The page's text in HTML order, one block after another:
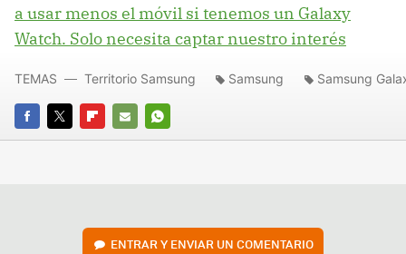
a usar menos el móvil si tenemos un Galaxy
Watch. Solo necesita captar nuestro interés
FACEBOOK
TWITTERFLIPBOARD
E-
WHATSAPP
TEMAS Territorio Samsung Samsung Samsung
ENTRAR Y ENVIAR UN COMENTARIO